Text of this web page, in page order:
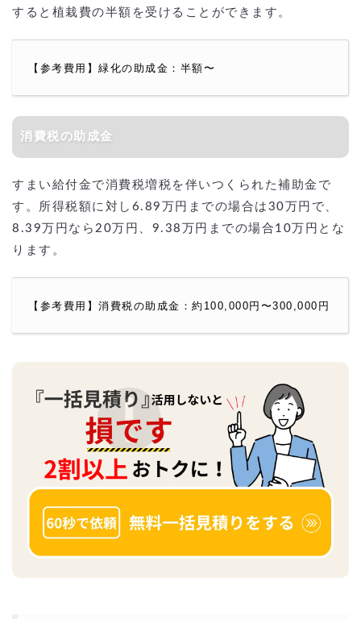
すると植栽費の半額を受けることができます。
【参考費用】緑化の助成金：半額〜
消費税の助成金
すまい給付金で消費税増税を伴いつくられた補助金で
す。所得税額に対し6.89万円までの場合は30万円で、
8.39万円なら20万円、9.38万円までの場合10万円とな
ります。
【参考費用】消費税の助成金：約100,000円〜300,000円